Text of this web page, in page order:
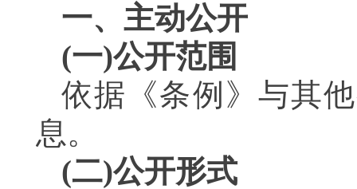
一、主动公开
(一)公开范围
依据《条例》与其
息。
(二)公开形式